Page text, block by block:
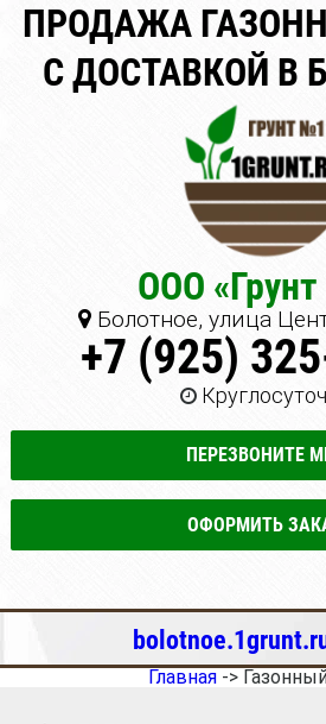
ПРОДАЖА
С ДОСТАВКОЙ В
ООО
Болотное, улица
+7 (925)
ПЕРЕЗВОНИТЕ
ОФОРМИТЬ
Главная ->